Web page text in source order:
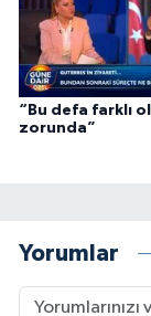
“Bu defa farklı
zorunda”
Yorumlar